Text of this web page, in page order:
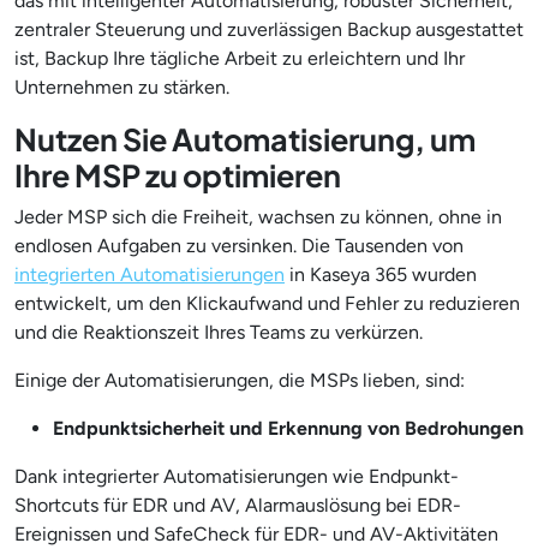
zentraler Steuerung und zuverlässigen Backup ausgestattet
ist, Backup Ihre tägliche Arbeit zu erleichtern und Ihr
Unternehmen zu stärken.
Nutzen Sie Automatisierung, um
Ihre MSP zu optimieren
Jeder MSP sich die Freiheit, wachsen zu können, ohne in
endlosen Aufgaben zu versinken. Die Tausenden von
integrierten Automatisierungen in Kaseya 365 wurden
entwickelt, um den Klickaufwand und Fehler zu reduzieren
und die Reaktionszeit Ihres Teams zu verkürzen.
Einige der Automatisierungen, die MSPs lieben, sind:
Endpunktsicherheit und Erkennung von Bedrohungen
Dank integrierter Automatisierungen wie Endpunkt-
Shortcuts für EDR und AV, Alarmauslösung bei EDR-
Ereignissen und SafeCheck für EDR- und AV-Aktivitäten